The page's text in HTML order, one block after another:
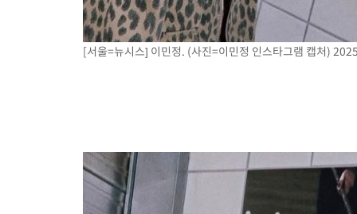
[서울=뉴시스] 이민정. (사진=이민정 인스타그램 캡처)